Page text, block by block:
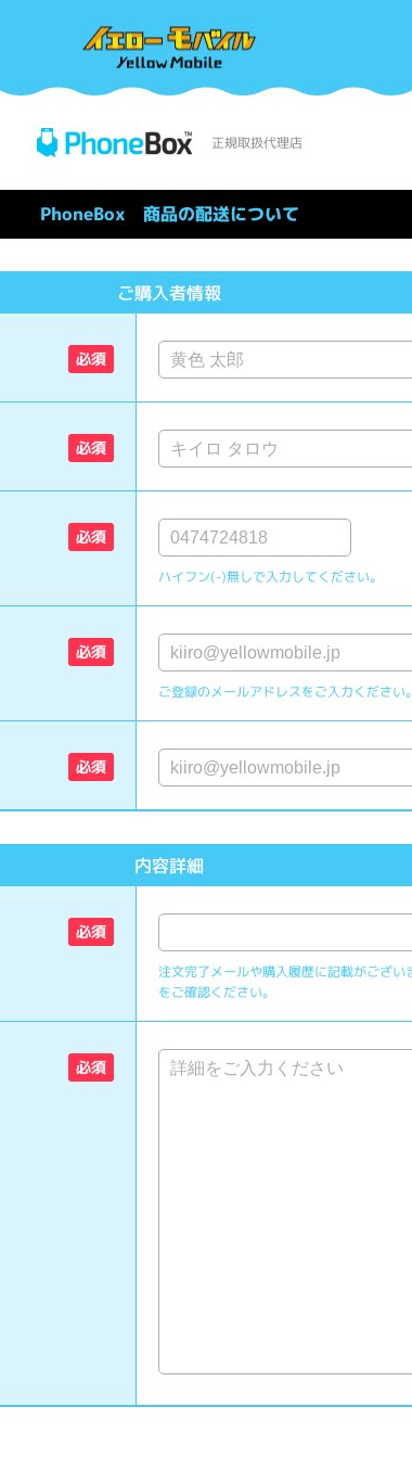
PhoneBox 商品の配送について
ご購入者情報
必須
必須
必須
ハイフン(-)無しで入力してください。
必須
ご登録のメールアドレスをご入力ください。
必須
内容詳細
必須
注文完了メールや購入履歴に記載がござい
をご確認ください。
必須